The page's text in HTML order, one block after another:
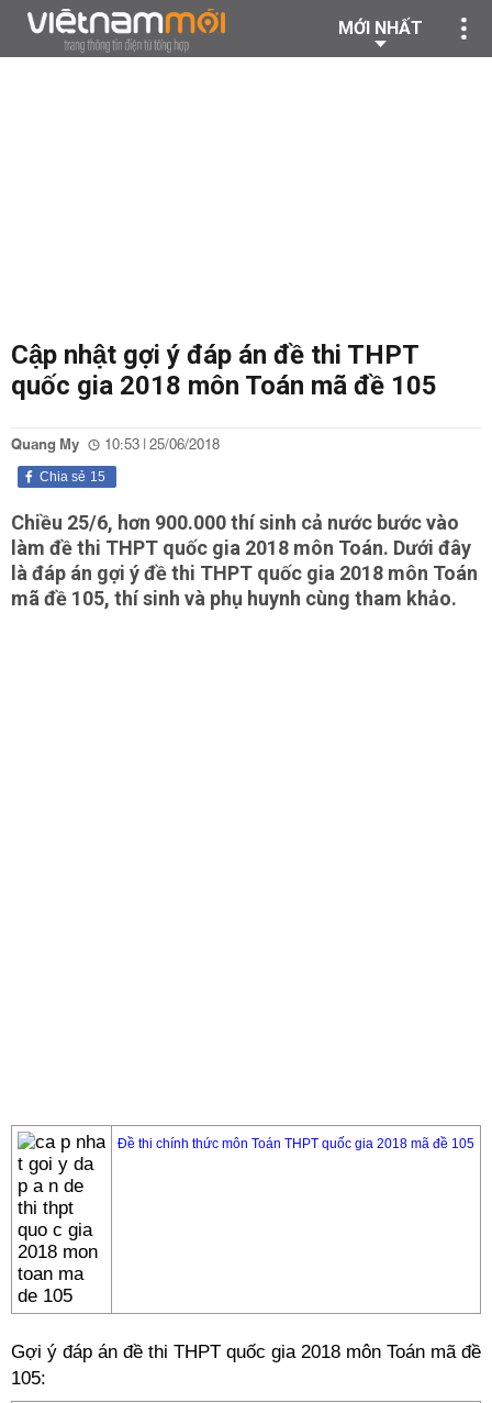
MỚI NHẤT
Cập nhật gợi ý đáp án đề thi THPT
quốc gia 2018 môn Toán mã đề 105
Quang My 10:53 | 25/06/2018
15
Chia sẻ
Chiều 25/6, hơn 900.000 thí sinh cả nước bước vào
làm đề thi THPT quốc gia 2018 môn Toán. Dưới đây
là đáp án gợi ý đề thi THPT quốc gia 2018 môn Toán
mã đề 105, thí sinh và phụ huynh cùng tham khảo.
Đề thi chính thức môn Toán THPT quốc gia 2018 mã đề 105
Gợi ý đáp án đề thi THPT quốc gia 2018 môn Toán mã đề
105: